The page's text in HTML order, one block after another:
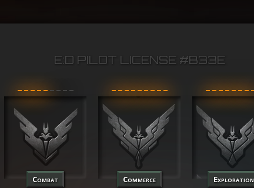
E:D PILOT LICENSE #B33E
Combat Commerce Exploration